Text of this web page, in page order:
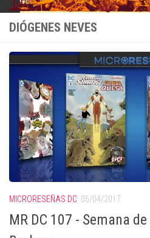
DIÓGENES NEVES
MICRORESEÑAS DC 05/04/2017
MR DC 107 - Semana